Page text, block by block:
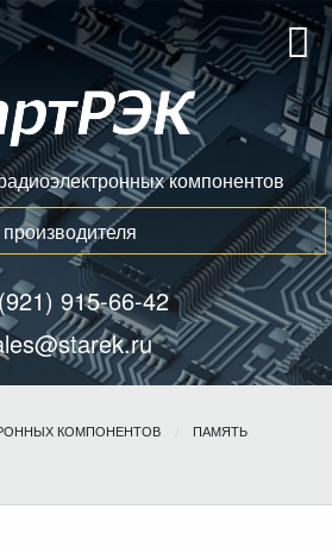
компонентов
915-66-42
КОМПОНЕНТОВ ПАМЯТЬ